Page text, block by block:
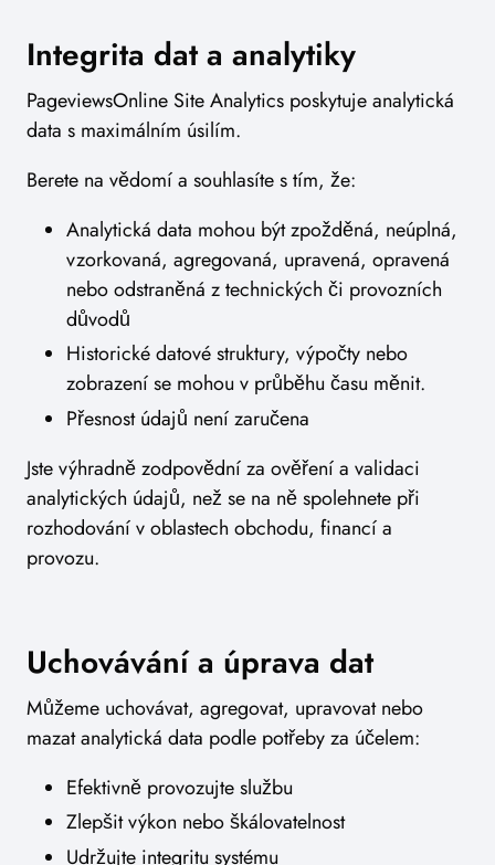
Integrita dat a analytiky
PageviewsOnline Site Analytics poskytuje analytická
data s maximálním úsilím.
Berete na vědomí a souhlasíte s tím, že:
Analytická data mohou být zpožděná, neúplná,
vzorkovaná, agregovaná, upravená, opravená
nebo odstraněná z technických či provozních
důvodů
Historické datové struktury, výpočty nebo
zobrazení se mohou v průběhu času měnit.
Přesnost údajů není zaručena
Jste výhradně zodpovědní za ověření a validaci
analytických údajů, než se na ně spolehnete při
rozhodování v oblastech obchodu, financí a
provozu.
Uchovávání a úprava dat
Můžeme uchovávat, agregovat, upravovat nebo
mazat analytická data podle potřeby za účelem:
Efektivně provozujte službu
Zlepšit výkon nebo škálovatelnost
Udržujte integritu systému